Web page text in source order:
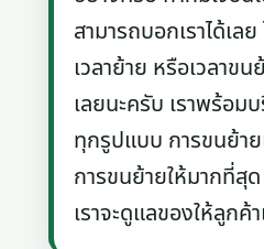
สามารถบอกเราได้เล
เวลาย้าย หรือเวลาขน
เลยนะครับ เราพร้อม
ทุกรูปแบบ การขนย้าย
การขนย้ายให้มากที่สุ
เราจะดูแลของให้ลูกค้